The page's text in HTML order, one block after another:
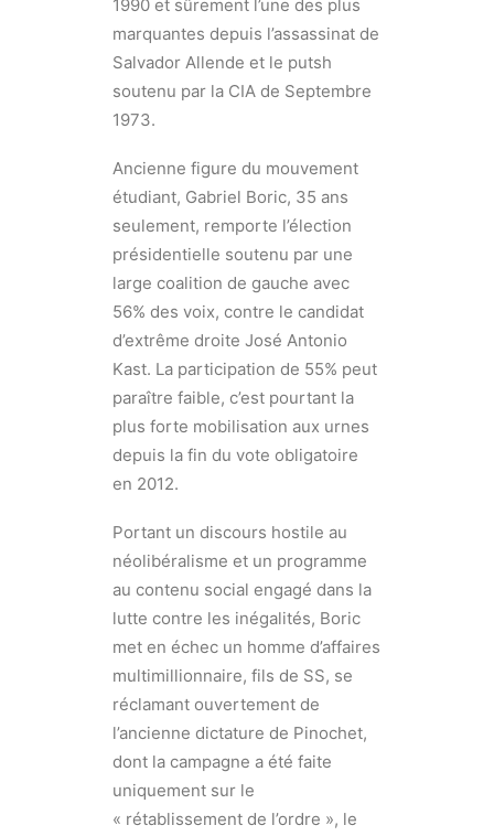
1990 et sûrement l’une des plus
marquantes depuis l’assassinat de
Salvador Allende et le putsh
soutenu par la CIA de Septembre
1973.
Ancienne figure du mouvement
étudiant, Gabriel Boric, 35 ans
seulement, remporte l’élection
présidentielle soutenu par une
large coalition de gauche avec
56% des voix, contre le candidat
d’extrême droite José Antonio
Kast. La participation de 55% peut
paraître faible, c’est pourtant la
plus forte mobilisation aux urnes
depuis la fin du vote obligatoire
en 2012.
Portant un discours hostile au
néolibéralisme et un programme
au contenu social engagé dans la
lutte contre les inégalités, Boric
met en échec un homme d’affaires
multimillionnaire, fils de SS, se
réclamant ouvertement de
l’ancienne dictature de Pinochet,
dont la campagne a été faite
uniquement sur le
« rétablissement de l’ordre », le